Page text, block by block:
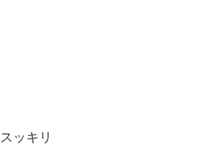
スッキリ